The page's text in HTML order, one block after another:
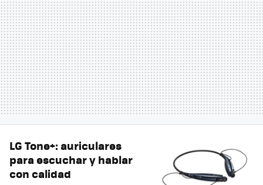
LG Tone+: auriculares
para escuchar y hablar
con calidad